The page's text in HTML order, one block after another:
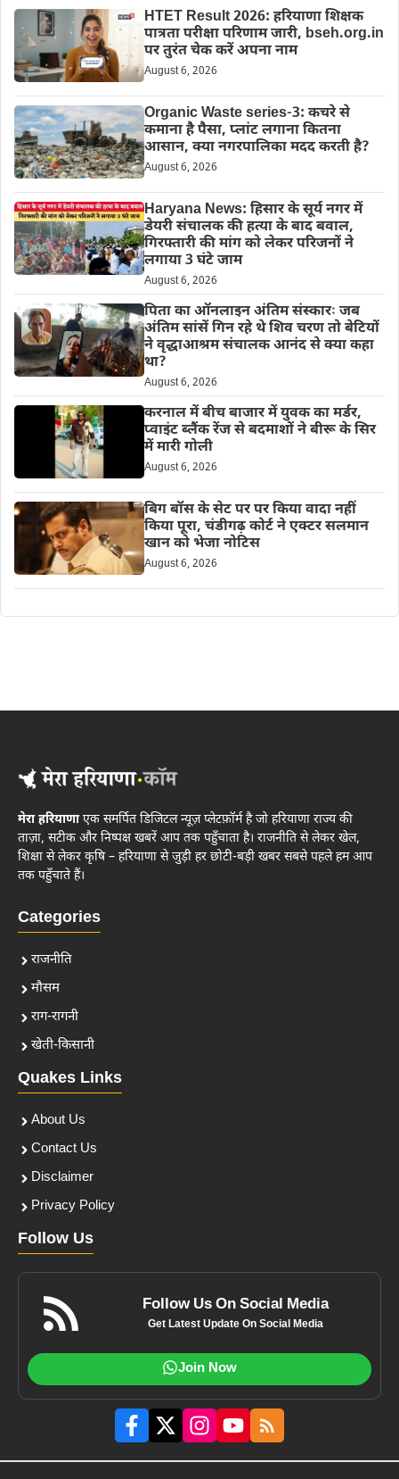
HTET Result 2026: हरियाणा शिक्षक
पात्रता परीक्षा परिणाम जारी, bseh.org.in
पर तुरंत चेक करें अपना नाम
August 6, 2026
Organic Waste series-3: कचरे से
कमाना है पैसा, प्लांट लगाना कितना
आसान, क्या नगरपालिका मदद करती है?
August 6, 2026
Haryana News: हिसार के सूर्य नगर में
डेयरी संचालक की हत्या के बाद बवाल,
गिरफ्तारी की मांग को लेकर परिजनों ने
लगाया 3 घंटे जाम
August 6, 2026
पिता का ऑनलाइन अंतिम संस्कारः जब
अंतिम सांसें गिन रहे थे शिव चरण तो बेटियों
ने वृद्धाआश्रम संचालक आनंद से क्या कहा
था?
August 6, 2026
करनाल में बीच बाजार में युवक का मर्डर,
प्वाइंट ब्लैंक रेंज से बदमाशों ने बीरू के सिर
में मारी गोली
August 6, 2026
बिग बॉस के सेट पर पर किया वादा नहीं
किया पूरा, चंडीगढ़ कोर्ट ने एक्टर सलमान
खान को भेजा नोटिस
August 6, 2026
मेरा हरियाणाएक समर्पित डिजिटल न्यूज़ प्लेटफ़ॉर्म है जो हरियाणा राज्य की
ताज़ा, सटीक और निष्पक्ष खबरें आप तक पहुँचाता है। राजनीति से लेकर खेल,
शिक्षा से लेकर कृषि – हरियाणा से जुड़ी हर छोटी-बड़ी खबर सबसे पहले हम आप
तक पहुँचाते हैं।
Categories
राजनीति
मौसम
राग-रागनी
खेती-किसानी
Quakes Links
About Us
Contact Us
Disclaimer
Privacy Policy
Follow Us
Follow Us On Social Media
Get Latest Update On Social Media
Join Now